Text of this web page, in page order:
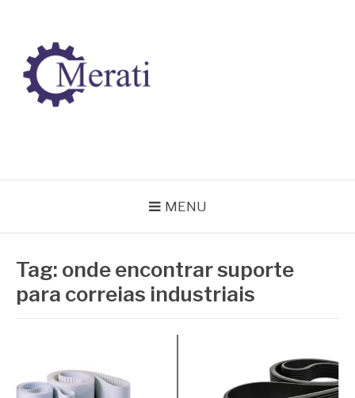
conteúdo
MENU
Tag: onde encontrar suporte
para correias industriais